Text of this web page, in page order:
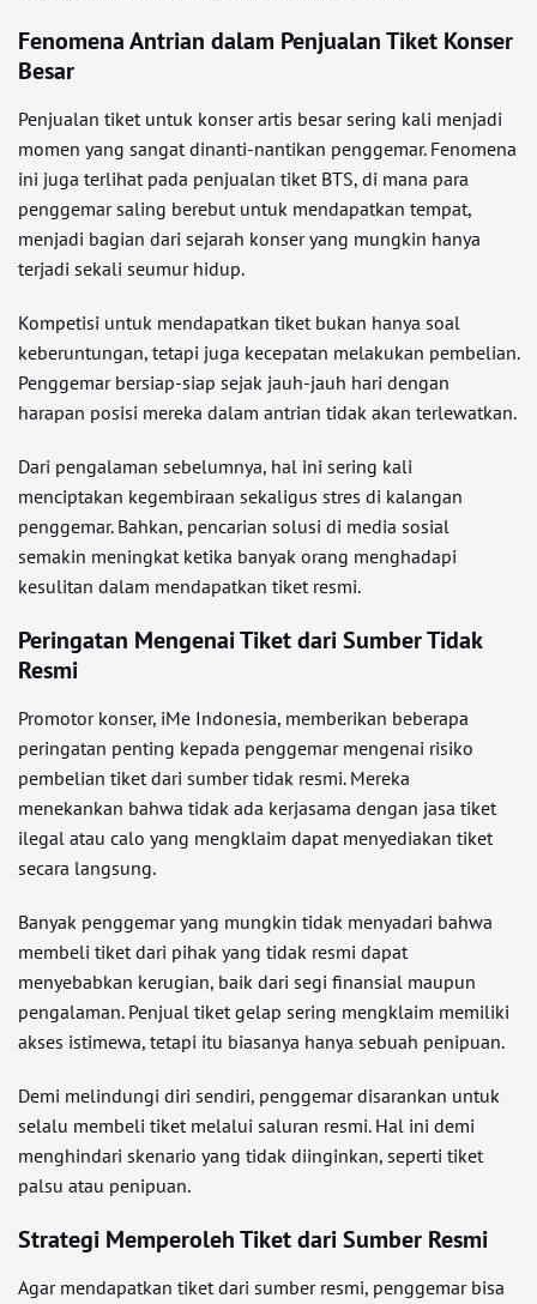
Fenomena Antrian dalam Penjualan Tiket Konser
Besar
Penjualan tiket untuk konser artis besar sering kali menjadi
momen yang sangat dinanti-nantikan penggemar. Fenomena
ini juga terlihat pada penjualan tiket BTS, di mana para
penggemar saling berebut untuk mendapatkan tempat,
menjadi bagian dari sejarah konser yang mungkin hanya
terjadi sekali seumur hidup.
Kompetisi untuk mendapatkan tiket bukan hanya soal
keberuntungan, tetapi juga kecepatan melakukan pembelian.
Penggemar bersiap-siap sejak jauh-jauh hari dengan
harapan posisi mereka dalam antrian tidak akan terlewatkan.
Dari pengalaman sebelumnya, hal ini sering kali
menciptakan kegembiraan sekaligus stres di kalangan
penggemar. Bahkan, pencarian solusi di media sosial
semakin meningkat ketika banyak orang menghadapi
kesulitan dalam mendapatkan tiket resmi.
Peringatan Mengenai Tiket dari Sumber Tidak
Resmi
Promotor konser, iMe Indonesia, memberikan beberapa
peringatan penting kepada penggemar mengenai risiko
pembelian tiket dari sumber tidak resmi. Mereka
menekankan bahwa tidak ada kerjasama dengan jasa tiket
ilegal atau calo yang mengklaim dapat menyediakan tiket
secara langsung.
Banyak penggemar yang mungkin tidak menyadari bahwa
membeli tiket dari pihak yang tidak resmi dapat
menyebabkan kerugian, baik dari segi finansial maupun
pengalaman. Penjual tiket gelap sering mengklaim memiliki
akses istimewa, tetapi itu biasanya hanya sebuah penipuan.
Demi melindungi diri sendiri, penggemar disarankan untuk
selalu membeli tiket melalui saluran resmi. Hal ini demi
menghindari skenario yang tidak diinginkan, seperti tiket
palsu atau penipuan.
Strategi Memperoleh Tiket dari Sumber Resmi
Agar mendapatkan tiket dari sumber resmi, penggemar bisa